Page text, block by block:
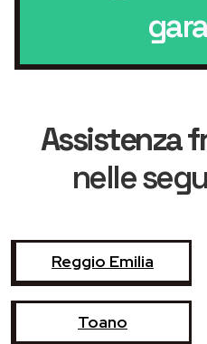
Assistenza
nelle
Reggio Emilia
Toano